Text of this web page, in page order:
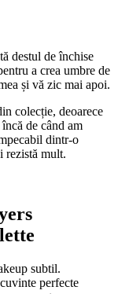
destul de închise
a crea umbre de
și vă zic mai apoi.
colecție, deoarece
de când am
dintr-o
rezistă mult.
subtil.
perfecte